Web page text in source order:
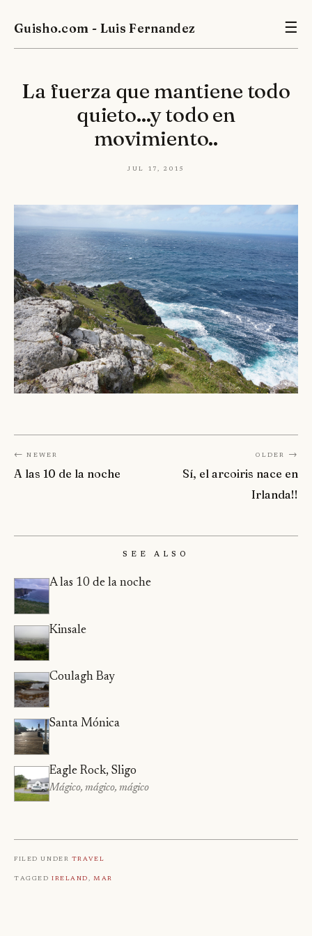
Guisho.com - Luis Fernandez ☰
La fuerza que mantiene todo
quieto...y todo en
movimiento..
Jul 17, 2015
← Newer
A las 10 de la noche
Older →
Sí, el arcoiris nace en
Irlanda!!
See Also
A las 10 de la noche
Kinsale
Coulagh Bay
Santa Mónica
Eagle Rock, Sligo
Mágico, mágico, mágico
Filed under Travel
TaggedIreland Mar